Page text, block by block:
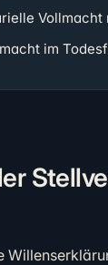
Vollmacht
im